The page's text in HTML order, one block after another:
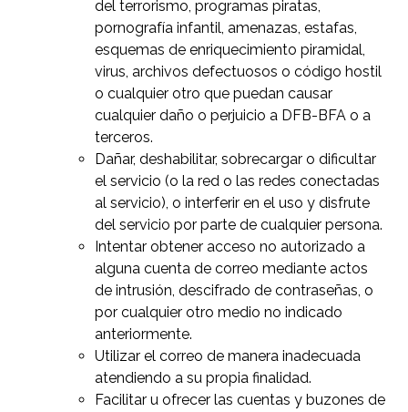
del terrorismo, programas piratas,
pornografía infantil, amenazas, estafas,
esquemas de enriquecimiento piramidal,
virus, archivos defectuosos o código hostil
o cualquier otro que puedan causar
cualquier daño o perjuicio a DFB-BFA o a
terceros.
Dañar, deshabilitar, sobrecargar o dificultar
el servicio (o la red o las redes conectadas
al servicio), o interferir en el uso y disfrute
del servicio por parte de cualquier persona.
Intentar obtener acceso no autorizado a
alguna cuenta de correo mediante actos
de intrusión, descifrado de contraseñas, o
por cualquier otro medio no indicado
anteriormente.
Utilizar el correo de manera inadecuada
atendiendo a su propia finalidad.
Facilitar u ofrecer las cuentas y buzones de